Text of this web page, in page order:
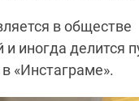
в обществе
иногда делится
«Инстаграме».